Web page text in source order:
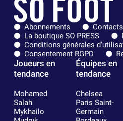
Abonnements
Contacts
La boutique SO PRESS
Conditions générales
Consentement RGPD
Joueurs en
tendance
Mohamed
Salah
Mykhailo
Équipes en
tendance
Chelsea
Paris Saint-
Germain